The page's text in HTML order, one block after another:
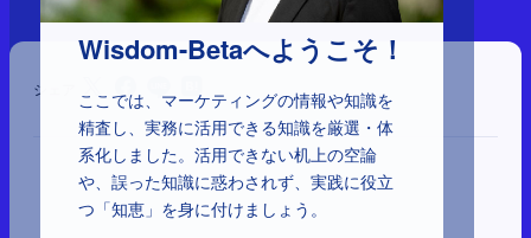
Wisdom-Betaへようこそ！
ここでは、マーケティングの情報や知識を
精査し、実務に活用できる知識を厳選・体
系化しました。活用できない机上の空論
や、誤った知識に惑わされず、実践に役立
つ「知恵」を身に付けましょう。
シェア